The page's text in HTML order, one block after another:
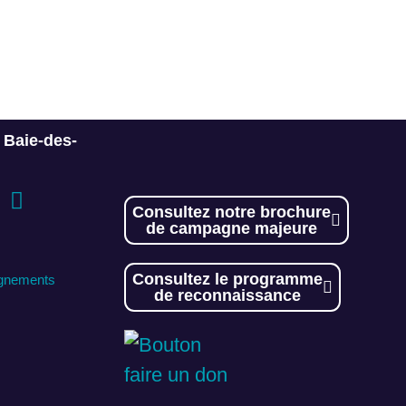
des-
Consultez notre brochure
de campagne majeure
Consultez le programme
de reconnaissance